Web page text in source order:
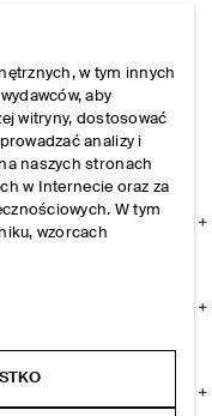
w tym innych
aby
witryny, dostosować
analizy i
naszych stronach
w Internecie oraz za
W tym
wzorcach